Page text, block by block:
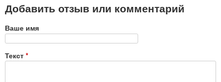
Добавить отзыв или комментарий
Ваше имя
Текст *